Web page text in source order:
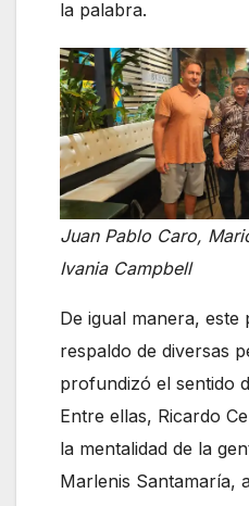
la palabra.
Juan Pablo Caro,
Ivania Campbell
De igual manera,
respaldo de diversas
profundizó el sentido
Entre ellas, Ricardo
la mentalidad de la
Marlenis Santamaría,